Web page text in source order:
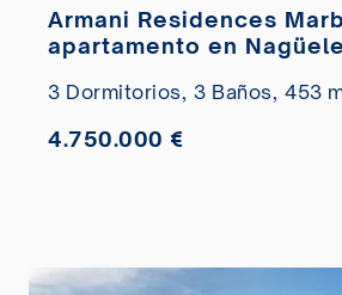
Armani Residences
apartamento en
3 Dormitorios, 3 Baños, 453
4.750.000 €